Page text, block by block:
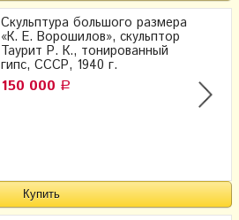
Скульптура большого размера
«К. Е. Ворошилов», скульптор
Таурит Р. К., тонированный
гипс, СССР, 1940 г.
150 000 Р